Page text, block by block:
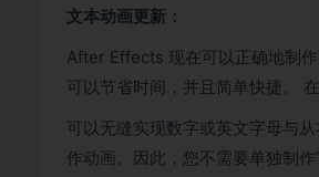
文本动画更新：
After Effects 现在可以正确地制
可以节省时间，并且简单快捷。
可以无缝实现数字或英文字母与
作动画。因此，您不需要单独制作